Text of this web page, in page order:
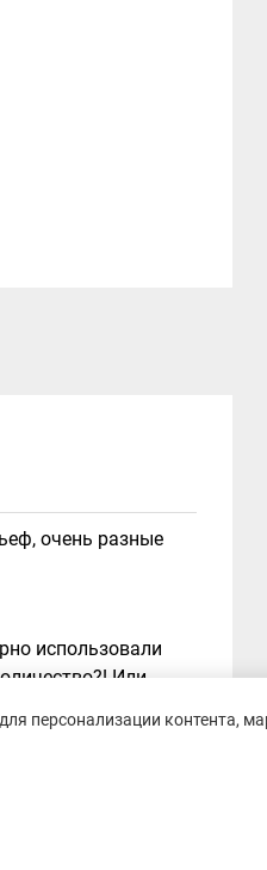
очень разные
использовали
Или
можно было
персонализации контента,